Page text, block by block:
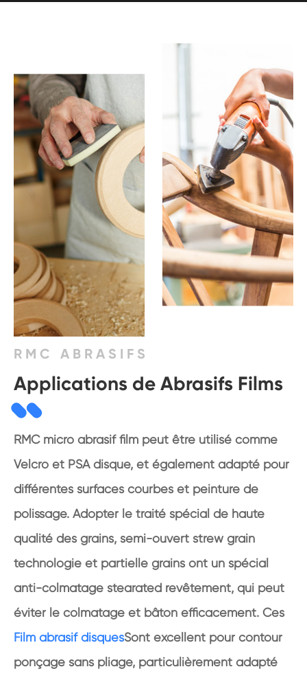
RMC ABRASIFS
Applications de Abrasifs Films
RMC micro abrasif film peut être utilisé comme
Velcro et PSA disque, et également adapté pour
différentes surfaces courbes et peinture de
polissage. Adopter le traité spécial de haute
qualité des grains, semi-ouvert strew grain
technologie et partielle grains ont un spécial
anti-colmatage stearated revêtement, qui peut
éviter le colmatage et bâton efficacement. Ces
Film abrasif disquesSont excellent pour contour
ponçage sans pliage, particulièrement adapté